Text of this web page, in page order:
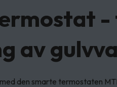
av
den smarte termostaten